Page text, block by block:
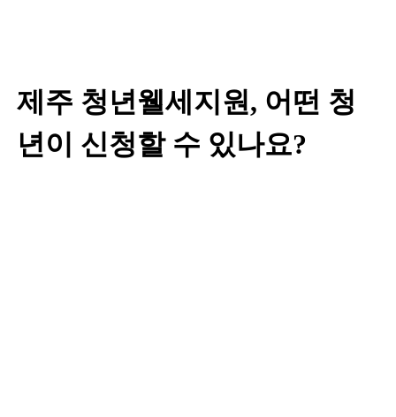
제주 청년웰세지원, 어떤 청
년이 신청할 수 있나요?